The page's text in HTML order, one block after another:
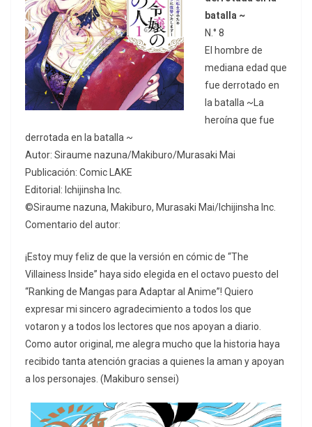
batalla ~
N.° 8
El hombre de
mediana edad que
fue derrotado en
la batalla ~La
heroína que fue
derrotada en la batalla ~
Autor: Siraume nazuna/Makiburo/Murasaki Mai
Publicación: Comic LAKE
Editorial: Ichijinsha Inc.
©Siraume nazuna, Makiburo, Murasaki Mai/Ichijinsha Inc.
Comentario del autor:
¡Estoy muy feliz de que la versión en cómic de “The
Villainess Inside” haya sido elegida en el octavo puesto del
“Ranking de Mangas para Adaptar al Anime”! Quiero
expresar mi sincero agradecimiento a todos los que
votaron y a todos los lectores que nos apoyan a diario.
Como autor original, me alegra mucho que la historia haya
recibido tanta atención gracias a quienes la aman y apoyan
a los personajes. (Makiburo sensei)